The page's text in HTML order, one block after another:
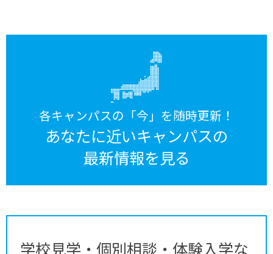
各キャンパスの「今」を随時更新！
あなたに近いキャンパスの
最新情報を見る
学校見学・個別相談・体験入学な